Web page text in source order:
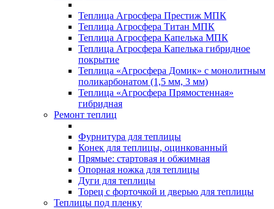
Теплица Агросфера Престиж МПК
Теплица Агросфера Титан МПК
Теплица Агросфера Капелька МПК
Теплица Агросфера Капелька гибридное
покрытие
Теплица «Агросфера Домик» с монолитным
поликарбонатом (1,5 мм, 3 мм)
Теплица «Агросфера Прямостенная»
гибридная
Ремонт теплиц
Фурнитура для теплицы
Конек для теплицы, оцинкованный
Прямые: стартовая и обжимная
Опорная ножка для теплицы
Дуги для теплицы
Торец с форточкой и дверью для теплицы
Теплицы под пленку